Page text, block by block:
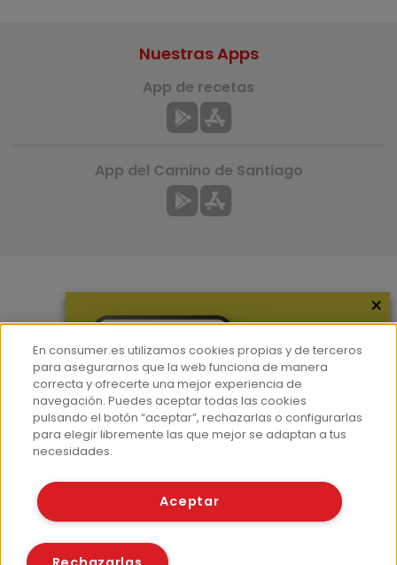
Hemeroteca
Contacto
Prensa
Corpus Lingüístico Consumer
Nuestras Apps
App de recetas
App del Camino de Santiago
© Fundación EROSKI
Políticas de cookies
×
En consumer.es utilizamos cookies propias y de terceros
para asegurarnos que la web funciona de manera
correcta y ofrecerte una mejor experiencia de
navegación. Puedes aceptar todas las cookies
pulsando el botón “aceptar”, rechazarlas o configurarlas
para elegir libremente las que mejor se adaptan a tus
necesidades.
Aceptar